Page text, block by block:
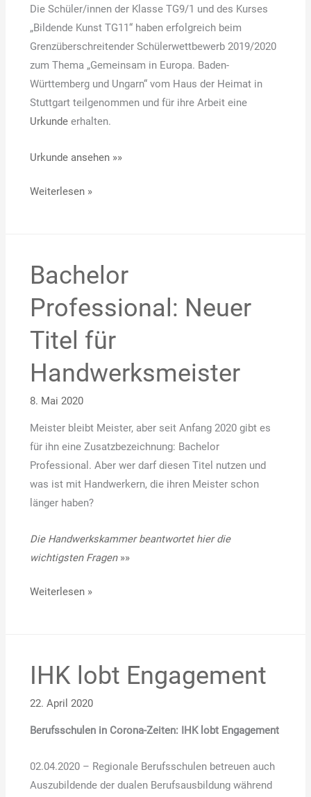
Die Schüler/innen der Klasse TG9/1 und des Kurses
„Bildende Kunst TG11“ haben erfolgreich beim
Grenzüberschreitender Schülerwettbewerb 2019/2020
zum Thema „Gemeinsam in Europa. Baden-
Württemberg und Ungarn“ vom Haus der Heimat in
Stuttgart teilgenommen und für ihre Arbeit eine
Urkundeerhalten.
Urkunde ansehen»»
Weiterlesen »
Bachelor
Professional: Neuer
Titel für
Handwerksmeister
8. Mai 2020
Meister bleibt Meister, aber seit Anfang 2020 gibt es
für ihn eine Zusatzbezeichnung: Bachelor
Professional. Aber wer darf diesen Titel nutzen und
was ist mit Handwerkern, die ihren Meister schon
länger haben?
Die Handwerkskammer beantwortet hier die
wichtigsten Fragen»»
Bachelor
Professional:
Neuer
Handwerksmeister
Weiterlesen »
IHK lobt Engagement
22. April 2020
Berufsschulen in Corona-Zeiten: IHK lobt Engagement
02.04.2020 – Regionale Berufsschulen betreuen auch
Auszubildende der dualen Berufsausbildung während
IHK
lobt
Engagement